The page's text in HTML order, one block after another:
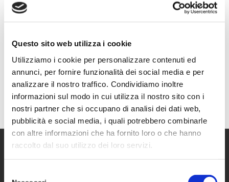
Questo sito web utilizza i cookie
Utilizziamo i cookie per personalizzare contenuti ed
annunci, per fornire funzionalità dei social media e per
analizzare il nostro traffico. Condividiamo inoltre
informazioni sul modo in cui utilizza il nostro sito con i
nostri partner che si occupano di analisi dei dati web,
pubblicità e social media, i quali potrebbero combinarle
con altre informazioni che ha fornito loro o che hanno
raccolto dal suo utilizzo dei loro servizi.
Solax Smart EV Charger G2